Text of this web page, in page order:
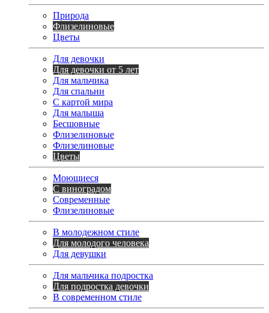
Природа
Флизелиновые
Цветы
Для девочки
Для девочки от 5 лет
Для мальчика
Для спальни
С картой мира
Для малыша
Бесшовные
Флизелиновые
Флизелиновые
Цветы
Моющиеся
С виноградом
Современные
Флизелиновые
В молодежном стиле
Для молодого человека
Для девушки
Для мальчика подростка
Для подростка девочки
В современном стиле